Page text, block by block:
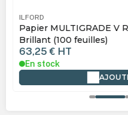
ILFORD
Papier MULTIGRADE V
Brillant (100 feuilles)
63,25 € HT
En stock